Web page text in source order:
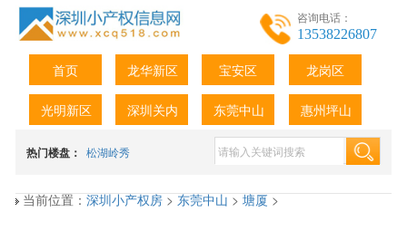
咨询电话：
13538226807
首页 龙华新区 宝安区 龙岗区
光明新区 深圳关内 东莞中山 惠州坪山
热门楼盘： 松湖岭秀
当前位置：深圳小产权房>东莞中山>塘厦>